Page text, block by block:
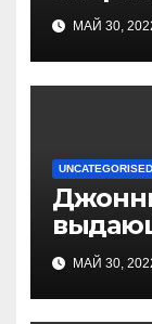
изМАЙ 30,
UNCATEGORISED
МАЙ 30,